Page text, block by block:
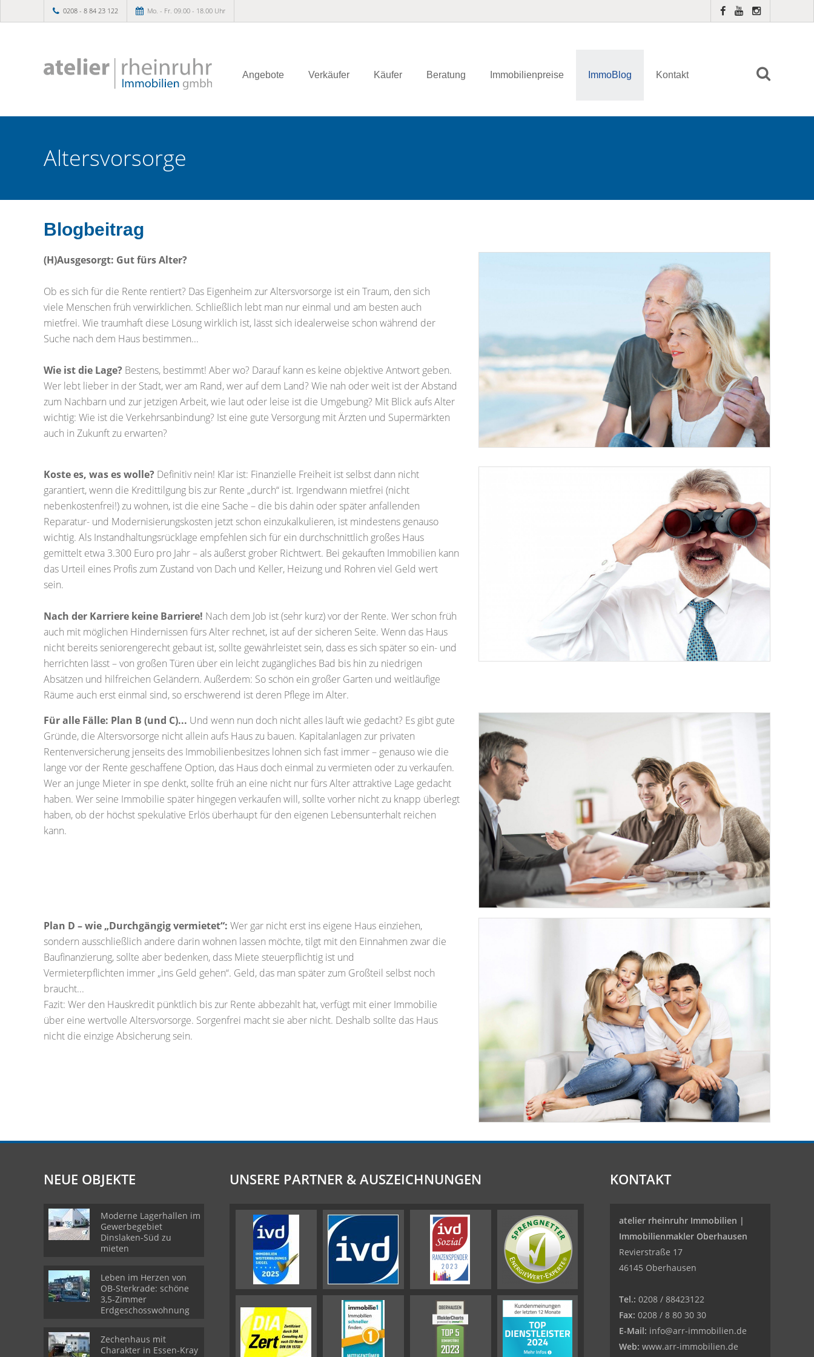
0208 - 8 84 23 122 Mo. - Fr. 09.00 - 18.00 Uhr
Angebote Verkäufer Käufer Beratung Immobilienpreise ImmoBlog Kontakt
Altersvorsorge
Blogbeitrag
(H)Ausgesorgt: Gut fürs Alter?
Ob es sich für die Rente rentiert? Das Eigenheim zur Altersvorsorge ist ein Traum, den sich
viele Menschen früh verwirklichen. Schließlich lebt man nur einmal und am besten auch
mietfrei. Wie traumhaft diese Lösung wirklich ist, lässt sich idealerweise schon während der
Suche nach dem Haus bestimmen...
Wie ist die Lage? Bestens, bestimmt! Aber wo? Darauf kann es keine objektive Antwort geben.
Wer lebt lieber in der Stadt, wer am Rand, wer auf dem Land? Wie nah oder weit ist der Abstand
zum Nachbarn und zur jetzigen Arbeit, wie laut oder leise ist die Umgebung? Mit Blick aufs Alter
wichtig: Wie ist die Verkehrsanbindung? Ist eine gute Versorgung mit Ärzten und Supermärkten
auch in Zukunft zu erwarten?
Koste es, was es wolle? Definitiv nein! Klar ist: Finanzielle Freiheit ist selbst dann nicht
garantiert, wenn die Kredittilgung bis zur Rente „durch“ ist. Irgendwann mietfrei (nicht
nebenkostenfrei!) zu wohnen, ist die eine Sache – die bis dahin oder später anfallenden
Reparatur- und Modernisierungskosten jetzt schon einzukalkulieren, ist mindestens genauso
wichtig. Als Instandhaltungsrücklage empfehlen sich für ein durchschnittlich großes Haus
gemittelt etwa 3.300 Euro pro Jahr – als äußerst grober Richtwert. Bei gekauften Immobilien kann
das Urteil eines Profis zum Zustand von Dach und Keller, Heizung und Rohren viel Geld wert
sein.
Nach der Karriere keine Barriere! Nach dem Job ist (sehr kurz) vor der Rente. Wer schon früh
auch mit möglichen Hindernissen fürs Alter rechnet, ist auf der sicheren Seite. Wenn das Haus
nicht bereits seniorengerecht gebaut ist, sollte gewährleistet sein, dass es sich später so ein- und
herrichten lässt – von großen Türen über ein leicht zugängliches Bad bis hin zu niedrigen
Absätzen und hilfreichen Geländern. Außerdem: So schön ein großer Garten und weitläufige
Räume auch erst einmal sind, so erschwerend ist deren Pflege im Alter.
Für alle Fälle: Plan B (und C)... Und wenn nun doch nicht alles läuft wie gedacht? Es gibt gute
Gründe, die Altersvorsorge nicht allein aufs Haus zu bauen. Kapitalanlagen zur privaten
Rentenversicherung jenseits des Immobilienbesitzes lohnen sich fast immer – genauso wie die
lange vor der Rente geschaffene Option, das Haus doch einmal zu vermieten oder zu verkaufen.
Wer an junge Mieter in spe denkt, sollte früh an eine nicht nur fürs Alter attraktive Lage gedacht
haben. Wer seine Immobilie später hingegen verkaufen will, sollte vorher nicht zu knapp überlegt
haben, ob der höchst spekulative Erlös überhaupt für den eigenen Lebensunterhalt reichen
kann.
Plan D – wie „Durchgängig vermietet“: Wer gar nicht erst ins eigene Haus einziehen,
sondern ausschließlich andere darin wohnen lassen möchte, tilgt mit den Einnahmen zwar die
Baufinanzierung, sollte aber bedenken, dass Miete steuerpflichtig ist und
Vermieterpflichten immer „ins Geld gehen“. Geld, das man später zum Großteil selbst noch
braucht...
Fazit: Wer den Hauskredit pünktlich bis zur Rente abbezahlt hat, verfügt mit einer Immobilie
über eine wertvolle Altersvorsorge. Sorgenfrei macht sie aber nicht. Deshalb sollte das Haus
nicht die einzige Absicherung sein.
NEUE OBJEKTE
Moderne Lagerhallen im
Gewerbegebiet
Dinslaken-Süd zu
mieten
Leben im Herzen von
OB-Sterkrade: schöne
3,5-Zimmer
Erdgeschosswohnung
Zechenhaus mit
Charakter in Essen-Kray
UNSERE PARTNER & AUSZEICHNUNGEN KONTAKT
atelier rheinruhr Immobilien |
Immobilienmakler Oberhausen
Revierstraße 17
46145 Oberhausen
Tel.: 0208 / 88423122
Fax: 0208 / 8 80 30 30
E-Mail: info@arr-immobilien.de
Web: www.arr-immobilien.de